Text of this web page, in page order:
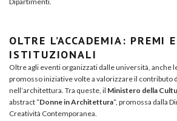
OLTRE L’ACCADEMIA: PREMI
ISTITUZIONALI
Oltre agli eventi organizzati dalle università, anche
promosso iniziative volte a valorizzare il contributo
nell’architettura. Tra queste, il Ministero della
abstract “Donne in Architettura“, promossa dalla
Creatività Contemporanea.